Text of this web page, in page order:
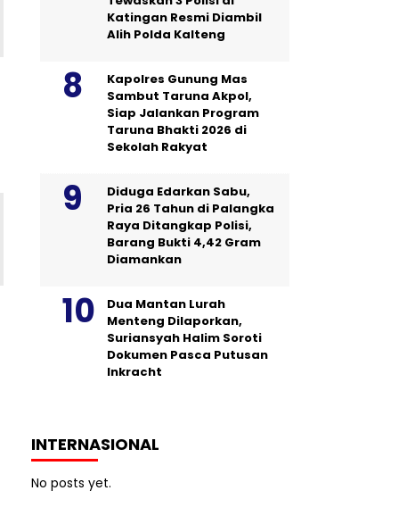
Katingan Resmi Diambil
Alih Polda Kalteng
Kapolres Gunung Mas
Sambut Taruna Akpol,
Siap Jalankan Program
Taruna Bhakti 2026 di
Sekolah Rakyat
Diduga Edarkan Sabu,
Pria 26 Tahun di Palangka
Raya Ditangkap Polisi,
Barang Bukti 4,42 Gram
Diamankan
Dua Mantan Lurah
Menteng Dilaporkan,
Suriansyah Halim Soroti
Dokumen Pasca Putusan
Inkracht
INTERNASIONAL
No posts yet.